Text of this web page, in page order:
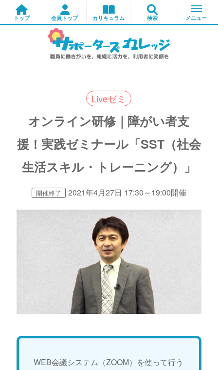
Liveゼミ
オンライン研修｜障がい者支
援！実践ゼミナール「SST（社会
生活スキル・トレーニング）」
開催終了 2021年4月27日 17:30～19:00開催
WEB会議システム（ZOOM）を使って行う